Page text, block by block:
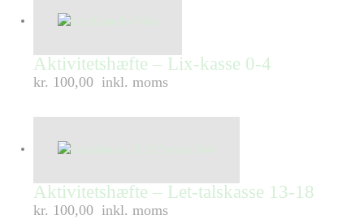
Aktivitetshæfte – Lix-kasse 0-4
kr. 100,00 inkl. moms
Aktivitetshæfte – Let-talskasse 13-18
kr. 100,00 inkl. moms